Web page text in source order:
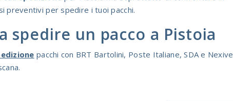
preventivi per spedire i tuoi pacchi.
spedire un pacco a Pistoia
pacchi con BRT Bartolini, Poste Italiane, SDA e Nexive